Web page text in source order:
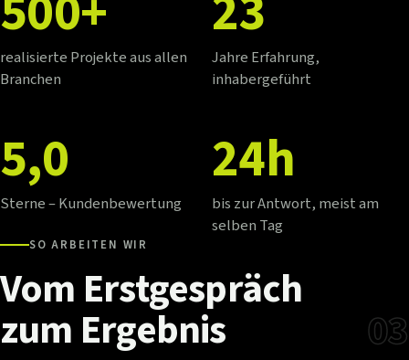
realisierte Projekte aus allen
Branchen
Jahre Erfahrung,
inhabergeführt
5,0
Sterne – Kundenbewertung
24h
bis zur Antwort, meist am
selben Tag
SO ARBEITEN WIR
Vom Erstgespräch
zum Ergebnis
03